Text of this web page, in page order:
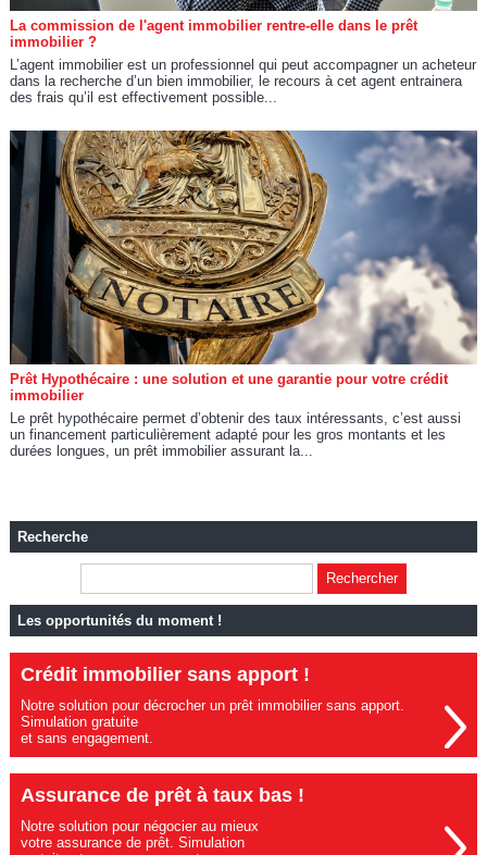
La commission de l'agent immobilier rentre-elle dans le prêt
immobilier ?
L’agent immobilier est un professionnel qui peut accompagner un acheteur
dans la recherche d’un bien immobilier, le recours à cet agent entrainera
des frais qu’il est effectivement possible...
Prêt Hypothécaire : une solution et une garantie pour votre crédit
immobilier
Le prêt hypothécaire permet d’obtenir des taux intéressants, c’est aussi
un financement particulièrement adapté pour les gros montants et les
durées longues, un prêt immobilier assurant la...
Recherche
Les opportunités du moment !
Crédit immobilier sans apport !
Notre solution pour décrocher un prêt immobilier sans apport.
Simulation gratuite
et sans engagement.
Assurance de prêt à taux bas !
Notre solution pour négocier au mieux
votre assurance de prêt. Simulation